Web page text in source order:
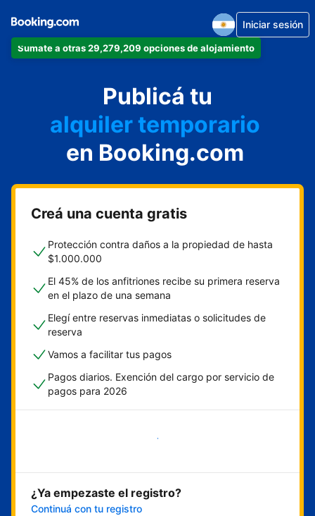
Sumate a otras 29,279,209 opciones de alojamiento
Iniciar sesión
Publicá tu
departamento
hotel
alquiler temporario
cabaña
aparthotel
en Booking.com
Creá una cuenta gratis
Protección contra daños a la propiedad de hasta
$1.000.000
El 45% de los anfitriones recibe su primera reserva
en el plazo de una semana
Elegí entre reservas inmediatas o solicitudes de
reserva
Vamos a facilitar tus pagos
Pagos diarios. Exención del cargo por servicio de
pagos para 2026
Empezar ahora
¿Ya empezaste el registro?
Continuá con tu registro